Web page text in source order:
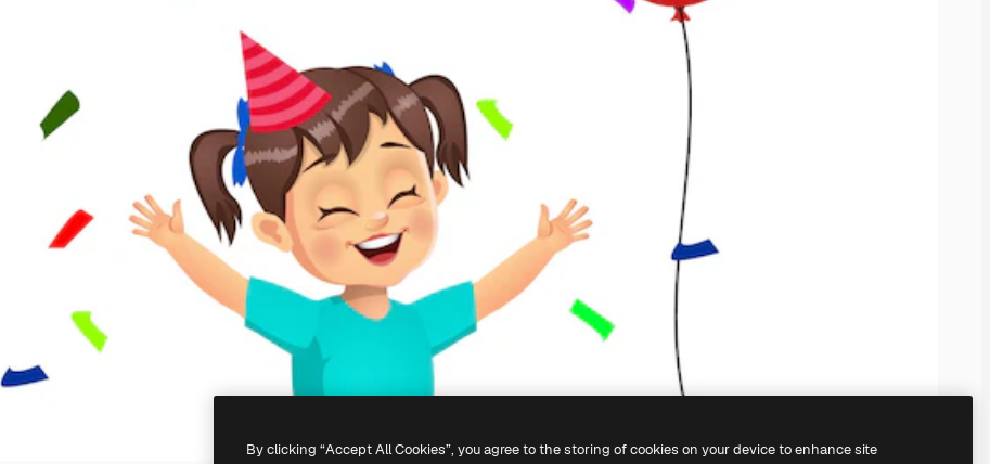
By clicking “Accept All Cookies”, you agree to the storing of cookies on your device to enhance site